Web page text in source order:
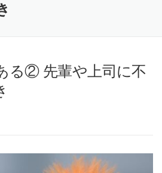
る② 先輩や上司に不